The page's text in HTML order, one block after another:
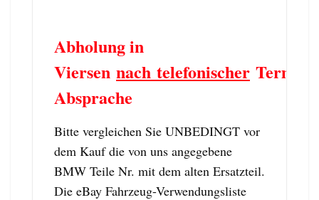
Abholung in
Viersen nach telefonischer Termin
Absprache
Bitte vergleichen Sie UNBEDINGT vor
dem Kauf die von uns angegebene
BMW Teile Nr. mit dem alten Ersatzteil.
Die eBay Fahrzeug-Verwendungsliste